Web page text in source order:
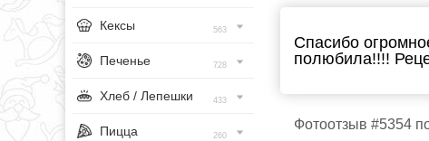
Кексы 563
Печенье 728
Хлеб / Лепешки 433
Пицца 260
Спасибо
полюбила!!!!
Фотоотзыв #5354